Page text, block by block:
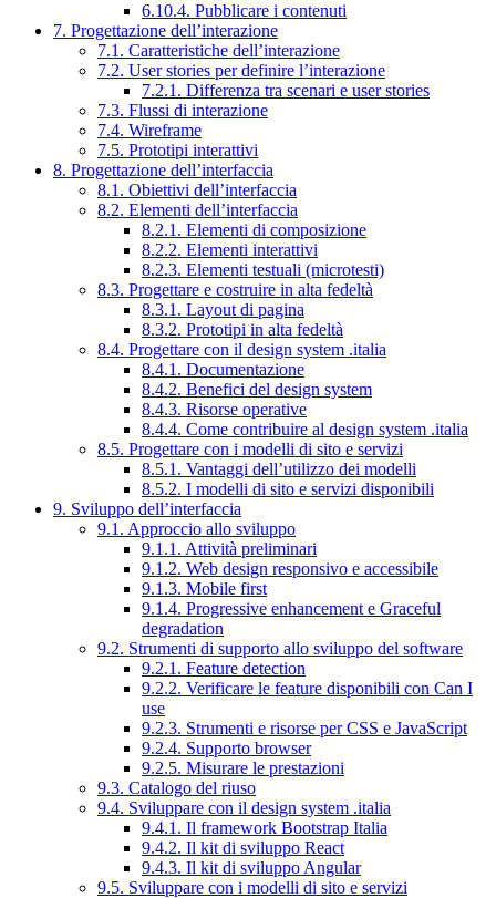
6.10.4. Pubblicare i contenuti
7. Progettazione dell’interazione
7.1. Caratteristiche dell’interazione
7.2. User stories per definire l’interazione
7.2.1. Differenza tra scenari e user stories
7.3. Flussi di interazione
7.4. Wireframe
7.5. Prototipi interattivi
8. Progettazione dell’interfaccia
8.1. Obiettivi dell’interfaccia
8.2. Elementi dell’interfaccia
8.2.1. Elementi di composizione
8.2.2. Elementi interattivi
8.2.3. Elementi testuali (microtesti)
8.3. Progettare e costruire in alta fedeltà
8.3.1. Layout di pagina
8.3.2. Prototipi in alta fedeltà
8.4. Progettare con il design system .italia
8.4.1. Documentazione
8.4.2. Benefici del design system
8.4.3. Risorse operative
8.4.4. Come contribuire al design system .italia
8.5. Progettare con i modelli di sito e servizi
8.5.1. Vantaggi dell’utilizzo dei modelli
8.5.2. I modelli di sito e servizi disponibili
9. Sviluppo dell’interfaccia
9.1. Approccio allo sviluppo
9.1.1. Attività preliminari
9.1.2. Web design responsivo e accessibile
9.1.3. Mobile first
9.1.4. Progressive enhancement e Graceful
degradation
9.2. Strumenti di supporto allo sviluppo del software
9.2.1. Feature detection
9.2.2. Verificare le feature disponibili con Can I
use
9.2.3. Strumenti e risorse per CSS e JavaScript
9.2.4. Supporto browser
9.2.5. Misurare le prestazioni
9.3. Catalogo del riuso
9.4. Sviluppare con il design system .italia
9.4.1. Il framework Bootstrap Italia
9.4.2. Il kit di sviluppo React
9.4.3. Il kit di sviluppo Angular
9.5. Sviluppare con i modelli di sito e servizi